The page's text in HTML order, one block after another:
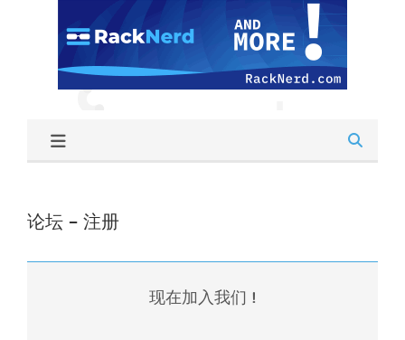
论坛 - 注册
现在加入我们 !